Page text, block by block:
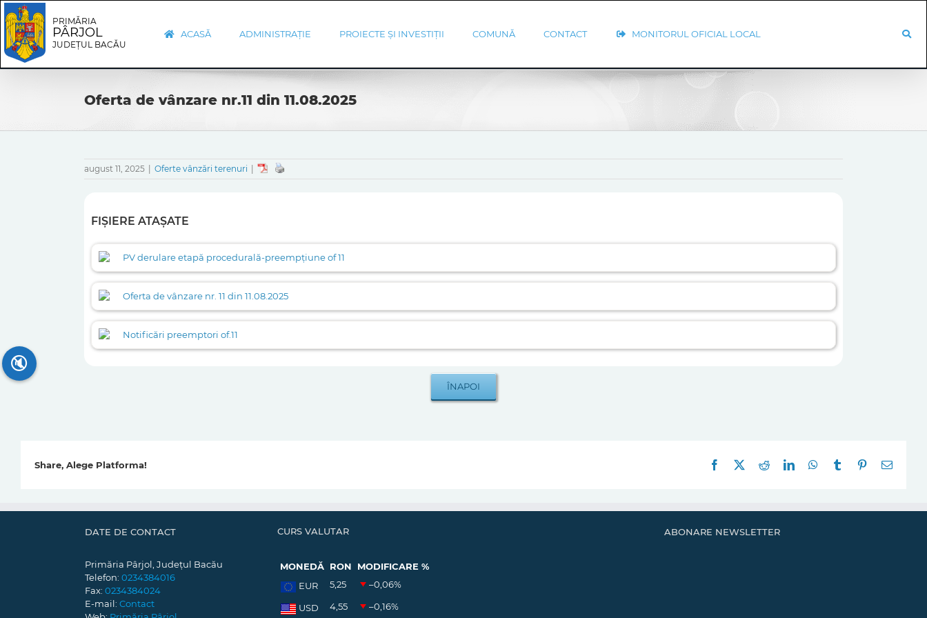
Skip
to
content
Skip
Navigation
PRIMĂRIA
PÂRJOL
JUDEȚUL BACĂU
ACASĂ ADMINISTRAȚIE PROIECTE ȘI INVESTIȚII COMUNĂ CONTACT MONITORUL OFICIAL LOCAL
Oferta de vânzare nr.11 din 11.08.2025
august 11, 2025 Oferte vânzări terenuri
FIȘIERE ATAȘATE
PV derulare etapă procedurală-preempțiune of 11
Oferta de vânzare nr. 11 din 11.08.2025
Notificări preemptori of.11
Share, Alege Platforma! Facebook RedditLinkedInWhatsApp
Tumblr Pinterest
E-
DATE DE CONTACT
Primăria Pârjol, Județul Bacău
Telefon: 0234384016
Fax: 0234384024
E-mail: Contact
CURS VALUTAR
MONEDĂ RON
MODIFICARE %
EUR
5,25 –0,06%
USD 4,55 –0,16%
ABONARE NEWSLETTER
🔇